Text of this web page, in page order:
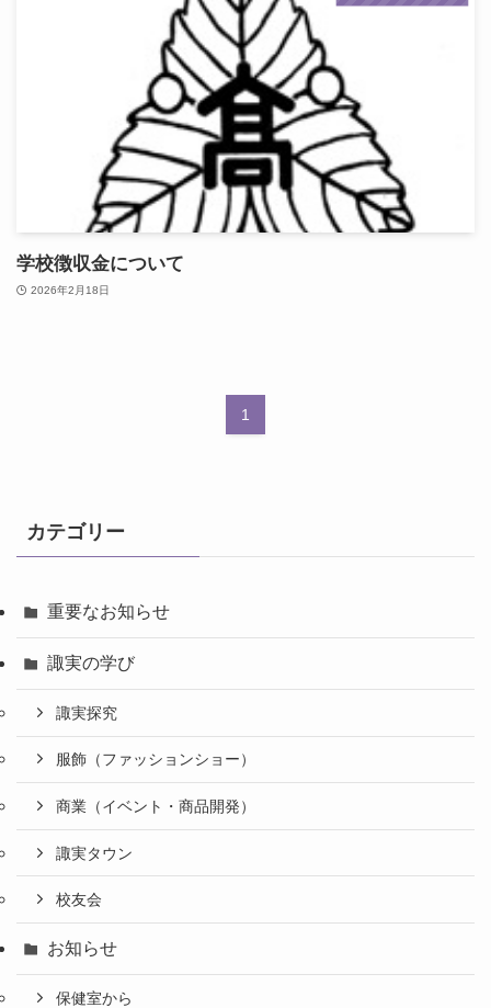
学校徴収金について
2026年2月18日
1
カテゴリー
重要なお知らせ
諏実の学び
諏実探究
服飾（ファッションショー）
商業（イベント・商品開発）
諏実タウン
校友会
お知らせ
保健室から